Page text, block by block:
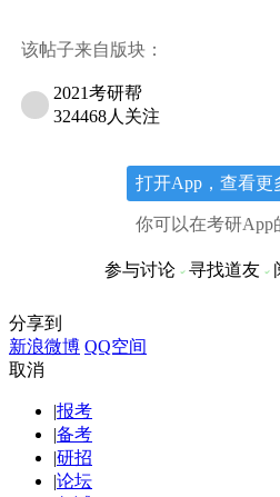
该帖子来自版块：
2021考研帮
324468人关注
打开App，查看更
你可以在考研App
参与讨论 寻找道友
分享到
新浪微博 QQ空间
取消
|报考
|备考
|研招
|论坛